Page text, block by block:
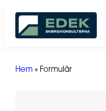
Hoppa
innehåll
Hem » Formulär